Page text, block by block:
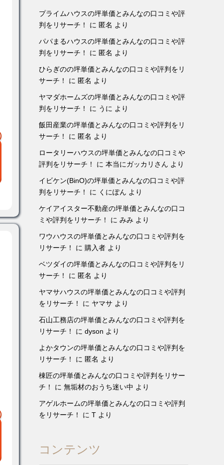
プライムハウスの坪単価とみんなの口コミや評
判をリサーチ！
に 匿名 より
パパまるハウスの坪単価とみんなの口コミや評
判をリサーチ！
に 匿名 より
ひらぎのの坪単価とみんなの口コミや評判をリ
サーチ！
に 匿名 より
ヤマダホームズの坪単価とみんなの口コミや評
判をリサーチ！
に うに より
飯田産業の坪単価とみんなの口コミや評判をリ
サーチ！
に 匿名 より
ロータリーハウスの坪単価とみんなの口コミや
評判をリサーチ！
に 本当にガッカリさん より
イビケン(BinO)の坪単価とみんなの口コミや評
判をリサーチ！
に くにぽん より
ケイアイスター不動産の坪単価とみんなの口コ
ミや評判をリサーチ！
に みみ より
ワウハウスの坪単価とみんなの口コミや評判を
リサーチ！
に 購入者 より
ベツダイの坪単価とみんなの口コミや評判をリ
サーチ！
に 匿名 より
ヤマサハウスの坪単価とみんなの口コミや評判
をリサーチ！
に ヤマサ より
石山工務店の坪単価とみんなの口コミや評判を
リサーチ！
に dyson より
よかタウンの坪単価とみんなの口コミや評判を
リサーチ！
に 匿名 より
棟匠の坪単価とみんなの口コミや評判をリサー
チ！
に 無垢材のおうち迷い中 より
アゲルホームの坪単価とみんなの口コミや評判
をリサーチ！
に T より
コンテンツ